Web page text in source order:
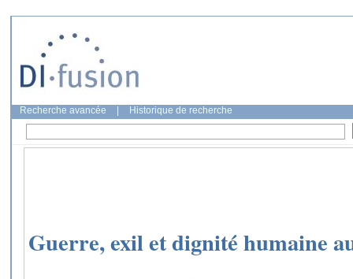
Recherche avancée Historique de recherche
Guerre, exil et dignité humaine